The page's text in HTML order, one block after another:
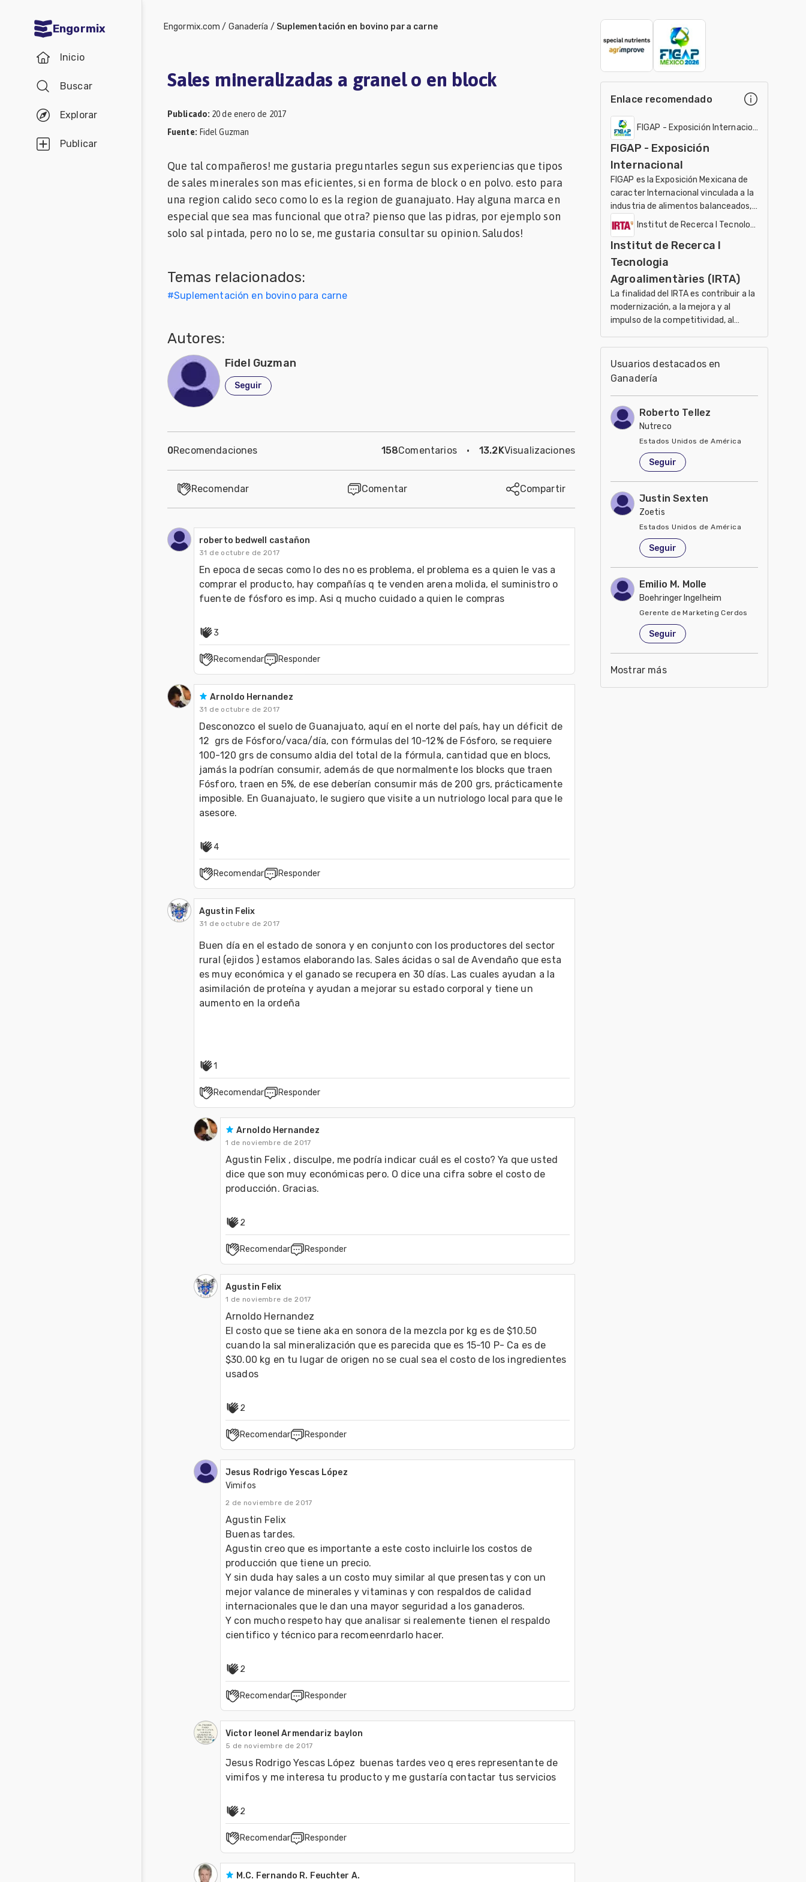
Engormix
Inicio
Buscar
Explorar
Publicar
Agricultura
Balanceados
Avicultura
Ganadería
Lechería
Mascotas
Engormix.com / Ganadería / Suplementación en bovino para carne
Sales mineralizadas a granel o en block
Publicado: 20 de enero de 2017
Fuente: Fidel Guzman
Que tal compañeros! me gustaria preguntarles segun sus experiencias que tipos
de sales minerales son mas eficientes, si en forma de block o en polvo. esto para
una region calido seco como lo es la region de guanajuato. Hay alguna marca en
especial que sea mas funcional que otra? pienso que las pidras, por ejemplo son
solo sal pintada, pero no lo se, me gustaria consultar su opinion. Saludos!
Temas relacionados:
#Suplementación en bovino para carne
Autores:
Fidel Guzman
Seguir
0Recomendaciones 158Comentarios · 13.2KVisualizaciones
Recomendar Comentar Compartir
roberto bedwell castañon
31 de octubre de 2017
En epoca de secas como lo des no es problema, el problema es a quien le vas a
comprar el producto, hay compañías q te venden arena molida, el suministro o
fuente de fósforo es imp. Asi q mucho cuidado a quien le compras
3
Recomendar Responder
Arnoldo Hernandez
31 de octubre de 2017
Desconozco el suelo de Guanajuato, aquí en el norte del país, hay un déficit de
12  grs de Fósforo/vaca/día, con fórmulas del 10-12% de Fósforo, se requiere
100-120 grs de consumo aldia del total de la fórmula, cantidad que en blocs,
jamás la podrían consumir, además de que normalmente los blocks que traen
Fósforo, traen en 5%, de ese deberían consumir más de 200 grs, prácticamente
imposible. En Guanajuato, le sugiero que visite a un nutriologo local para que le
asesore.
4
Recomendar Responder
Agustin Felix
31 de octubre de 2017
Buen día en el estado de sonora y en conjunto con los productores del sector
rural (ejidos ) estamos elaborando las. Sales ácidas o sal de Avendaño que esta
es muy económica y el ganado se recupera en 30 días. Las cuales ayudan a la
asimilación de proteína y ayudan a mejorar su estado corporal y tiene un
aumento en la ordeña
1
Recomendar Responder
Arnoldo Hernandez
1 de noviembre de 2017
Agustin Felix , disculpe, me podría indicar cuál es el costo? Ya que usted
dice que son muy económicas pero. O dice una cifra sobre el costo de
producción. Gracias.
2
Recomendar Responder
Agustin Felix
1 de noviembre de 2017
Arnoldo Hernandez
El costo que se tiene aka en sonora de la mezcla por kg es de $10.50
cuando la sal mineralización que es parecida que es 15-10 P- Ca es de
$30.00 kg en tu lugar de origen no se cual sea el costo de los ingredientes
usados
2
Recomendar Responder
Jesus Rodrigo Yescas López
Vimifos
2 de noviembre de 2017
Agustin Felix
Buenas tardes.
Agustin creo que es importante a este costo incluirle los costos de
producción que tiene un precio.
Y sin duda hay sales a un costo muy similar al que presentas y con un
mejor valance de minerales y vitaminas y con respaldos de calidad
internacionales que le dan una mayor seguridad a los ganaderos.
Y con mucho respeto hay que analisar si realemente tienen el respaldo
2
Recomendar Responder
Victor leonel Armendariz baylon
5 de noviembre de 2017
Jesus Rodrigo Yescas López  buenas tardes veo q eres representante de
vimifos y me interesa tu producto y me gustaría contactar tus servicios
2
Recomendar Responder
M.C. Fernando R. Feuchter A.
Enlace recomendado
FIGAP - Exposición Internacional
FIGAP - Exposición
Internacional
FIGAP es la Exposición Mexicana de
caracter Internacional vinculada a la
industria de alimentos balanceados,
salud, nutrición y genética en
producción anima
Institut de Recerca I Tecnologia
Institut de Recerca I
Tecnologia
Agroalimentàries (IRTA)
La finalidad del IRTA es contribuir a la
modernización, a la mejora y al
impulso de la competitividad, al
agrario, ali
Usuarios destacados en
Ganadería
Roberto Tellez
Nutreco
Estados Unidos de América
Seguir
Justin Sexten
Zoetis
Estados Unidos de América
Seguir
Emilio M. Molle
Boehringer Ingelheim
Gerente de Marketing Cerdos
Estados Unidos de América
Seguir
Mostrar más